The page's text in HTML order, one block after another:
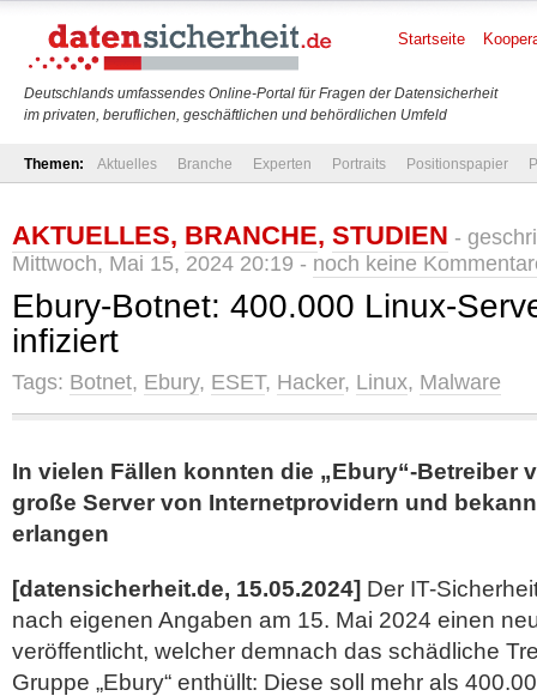
Deutschlands umfassendes Online-Portal für Fragen der Datensicherheit
im privaten, beruflichen, geschäftlichen und behördlichen Umfeld
Startseite
Themen: Aktuelles Branche Experten Portraits Positionspapier
AKTUELLES, BRANCHE, STUDIEN -
Mittwoch, Mai 15, 2024 20:19 - noch keine
Ebury-Botnet: 400.000 Linux-
infiziert
Tags: Botnet, Ebury, ESET, Hacker, Linux, Malware
In vielen Fällen konnten die „Ebury“-Betreiber
große Server von Internetprovidern und
erlangen
[datensicherheit.de, 15.05.2024] Der IT-
nach eigenen Angaben am 15. Mai 2024 einen
veröffentlicht, welcher demnach das schädliche
Gruppe „Ebury“ enthüllt: Diese soll mehr als